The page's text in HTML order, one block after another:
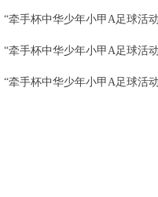
手杯中华少年小甲A足球活
手杯中华少年小甲A足球活
手杯中华少年小甲A足球活